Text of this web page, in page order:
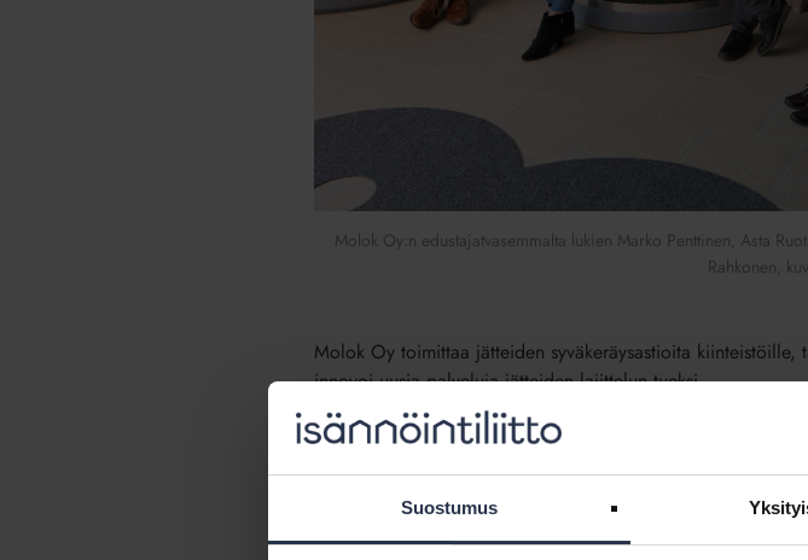
Suostumus
Molok Oy:n edustajatvasemmalta lukien Marko Penttinen, Asta
Rahkonen,
Molok Oy toimittaa jätteiden syväkeräysastioita
innovoi uusia palveluja jätteiden lajittelun tueksi.
– Olemme syväkeräysmenetelmän kehittäjä. Meiltä
Syväkeräyksen ideana on, että jätesäiliöt ulottuvat maan